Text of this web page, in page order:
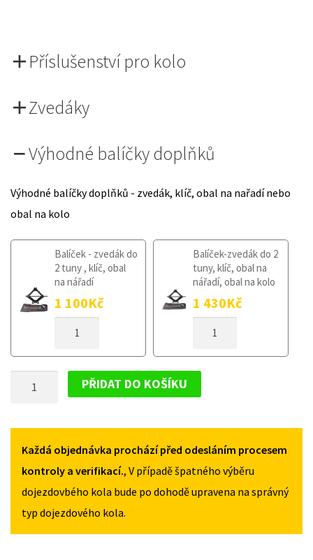
Příslušenství pro kolo
Zvedáky
Výhodné balíčky doplňků
Výhodné balíčky doplňků - zvedák, klíč, obal na nařadí nebo
obal na kolo
Balíček - zvedák do
2 tuny , klíč, obal
na nářadí
1 100Kč
KOLO
2010
Balíček-zvedák do 2
tuny, klíč, obal na
nářadí, obal na kolo
1 430Kč
KOLO
2010
ACCENT
2006-
2010
MNOŽSTVÍ
PŘIDAT DO KOŠÍKU
Každá objednávka prochází před odesláním procesem
kontroly a verifikací., V případě špatného výběru
dojezdovbého kola bude po dohodě upravena na správný
typ dojezdového kola.